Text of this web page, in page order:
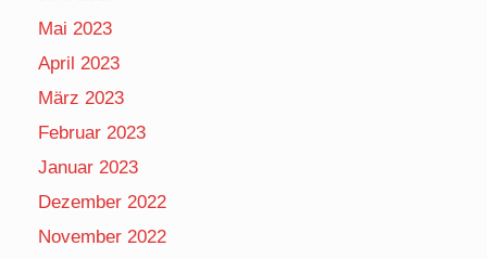
Mai 2023
April 2023
März 2023
Februar 2023
Januar 2023
Dezember 2022
November 2022